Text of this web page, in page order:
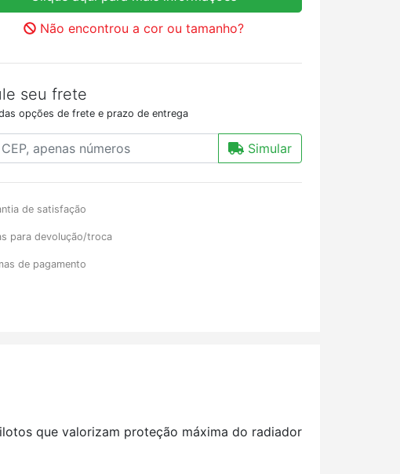
Não encontrou a cor ou tamanho?
seu frete
opções de frete e prazo de entrega
Simular
de satisfação
para devolução/troca
de pagamento
que valorizam proteção máxima do radiador